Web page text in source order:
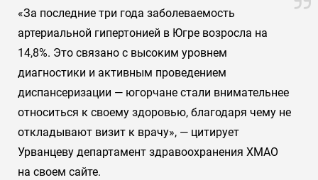
«За последние три года заболеваемость
артериальной гипертонией в Югре возросла на
14,8%. Это связано с высоким уровнем
диагностики и активным проведением
диспансеризации — югорчане стали внимательнее
относиться к своему здоровью, благодаря чему не
откладывают визит к врачу», — цитирует
Урванцеву департамент здравоохранения ХМАО
на своем сайте.